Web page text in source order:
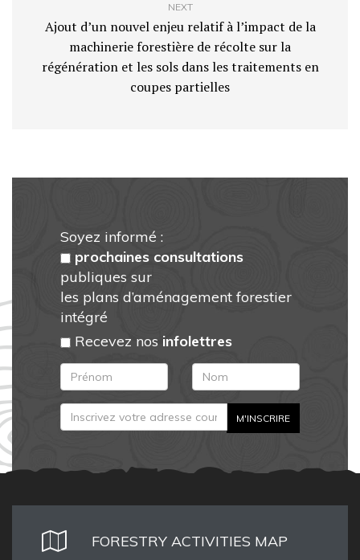
NEXT
Ajout d’un nouvel enjeu relatif à l’impact de la
machinerie forestière de récolte sur la
régénération et les sols dans les traitements en
coupes partielles
Soyez informé :
prochaines consultations
publiques sur
les plans d’aménagement forestier
intégré
Recevez nos infolettres
FORESTRY ACTIVITIES MAP